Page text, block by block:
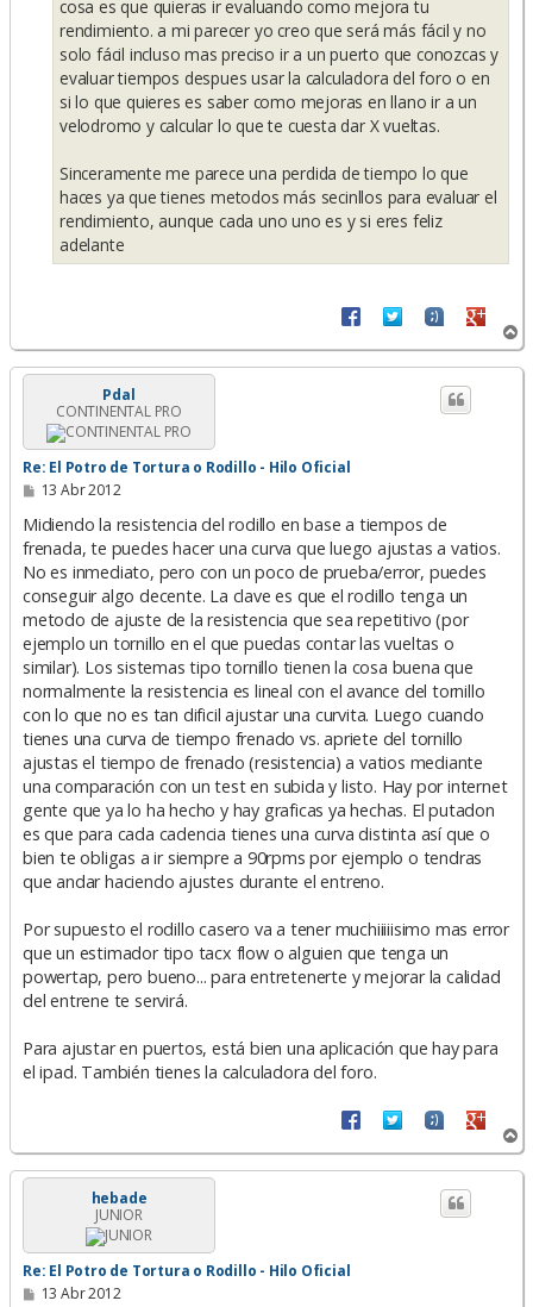
cosa es que quieras ir evaluando como mejora tu
rendimiento. a mi parecer yo creo que será más fácil y no
solo fácil incluso mas preciso ir a un puerto que conozcas y
evaluar tiempos despues usar la calculadora del foro o en
si lo que quieres es saber como mejoras en llano ir a un
velodromo y calcular lo que te cuesta dar X vueltas.
Sinceramente me parece una perdida de tiempo lo que
haces ya que tienes metodos más secinllos para evaluar el
rendimiento, aunque cada uno uno es y si eres feliz
adelante
r
r
Pdal
CONTINENTAL PRO
Re: El Potro de Tortura o Rodillo - Hilo Oficial
M
n
a
j
e
13 Abr 2012
Midiendo la resistencia del rodillo en base a tiempos de
frenada, te puedes hacer una curva que luego ajustas a vatios.
No es inmediato, pero con un poco de prueba/error, puedes
conseguir algo decente. La clave es que el rodillo tenga un
metodo de ajuste de la resistencia que sea repetitivo (por
ejemplo un tornillo en el que puedas contar las vueltas o
similar). Los sistemas tipo tornillo tienen la cosa buena que
normalmente la resistencia es lineal con el avance del tornillo
con lo que no es tan dificil ajustar una curvita. Luego cuando
tienes una curva de tiempo frenado vs. apriete del tornillo
ajustas el tiempo de frenado (resistencia) a vatios mediante
una comparación con un test en subida y listo. Hay por internet
gente que ya lo ha hecho y hay graficas ya hechas. El putadon
es que para cada cadencia tienes una curva distinta así que o
bien te obligas a ir siempre a 90rpms por ejemplo o tendras
que andar haciendo ajustes durante el entreno.
Por supuesto el rodillo casero va a tener muchiiiiisimo mas error
que un estimador tipo tacx flow o alguien que tenga un
powertap, pero bueno... para entretenerte y mejorar la calidad
del entrene te servirá.
Para ajustar en puertos, está bien una aplicación que hay para
el ipad. También tienes la calculadora del foro.
r
r
hebade
JUNIOR
Re: El Potro de Tortura o Rodillo - Hilo Oficial
M13 Abr 2012